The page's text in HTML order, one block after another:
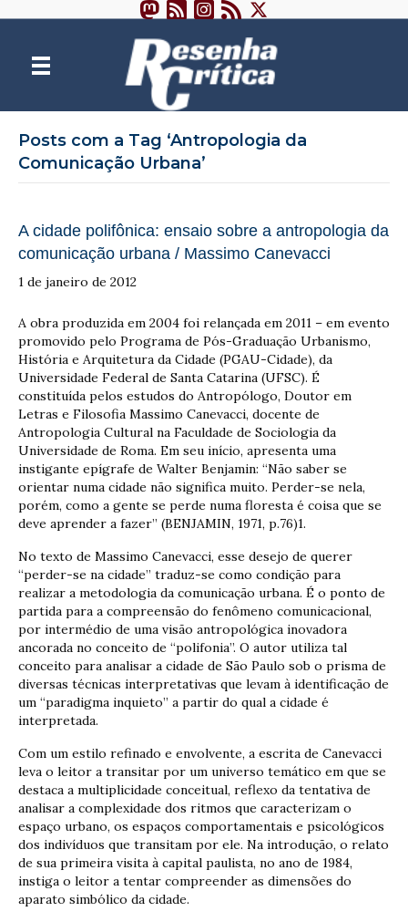
Posts com a Tag ‘Antropologia da
Comunicação Urbana’
A cidade polifônica: ensaio sobre a antropologia da
comunicação urbana / Massimo Canevacci
1 de janeiro de 2012
A obra produzida em 2004 foi relançada em 2011 – em evento
promovido pelo Programa de Pós-Graduação Urbanismo,
História e Arquitetura da Cidade (PGAU-Cidade), da
Universidade Federal de Santa Catarina (UFSC). É
constituída pelos estudos do Antropólogo, Doutor em
Letras e Filosofia Massimo Canevacci, docente de
Antropologia Cultural na Faculdade de Sociologia da
Universidade de Roma. Em seu início, apresenta uma
instigante epígrafe de Walter Benjamin: “Não saber se
orientar numa cidade não significa muito. Perder-se nela,
porém, como a gente se perde numa floresta é coisa que se
deve aprender a fazer” (BENJAMIN, 1971, p.76)1.
No texto de Massimo Canevacci, esse desejo de querer
“perder-se na cidade” traduz-se como condição para
realizar a metodologia da comunicação urbana. É o ponto de
partida para a compreensão do fenômeno comunicacional,
por intermédio de uma visão antropológica inovadora
ancorada no conceito de “polifonia”. O autor utiliza tal
conceito para analisar a cidade de São Paulo sob o prisma de
diversas técnicas interpretativas que levam à identificação de
um “paradigma inquieto” a partir do qual a cidade é
interpretada.
Com um estilo refinado e envolvente, a escrita de Canevacci
leva o leitor a transitar por um universo temático em que se
destaca a multiplicidade conceitual, reflexo da tentativa de
analisar a complexidade dos ritmos que caracterizam o
espaço urbano, os espaços comportamentais e psicológicos
dos indivíduos que transitam por ele. Na introdução, o relato
de sua primeira visita à capital paulista, no ano de 1984,
instiga o leitor a tentar compreender as dimensões do
aparato simbólico da cidade.